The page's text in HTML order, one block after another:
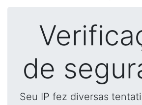
de
Seu IP fez diversas